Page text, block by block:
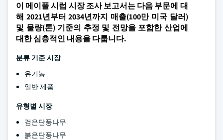
이 메이플 시럽 시장 조사 보고서는 다음 부문에 대
해 2021년부터 2034년까지 매출(100만 미국 달러)
및 물량(톤) 기준의 추정 및 전망을 포함한 산업에
대한 심층적인 내용을 다룹니다.
분류 기준 시장
유기농
일반 제품
유형별 시장
검은단풍나무
붉은단풍나무